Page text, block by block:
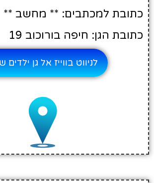
כתובת למכתבים: ** מחשב **
כתובת הגן: חיפה בורוכוב 19
לניווט בווייז אל גן ילדים